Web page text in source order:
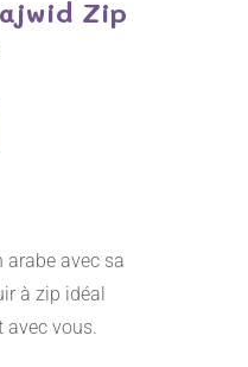
Zip
arabe avec sa
à zip idéal
avec vous.